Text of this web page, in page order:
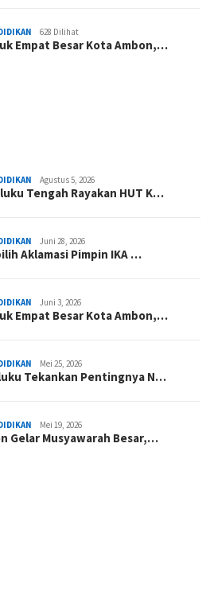
628 Dilihat
Empat Besar Kota Ambon,…
Agustus 5, 2026
Tengah Rayakan HUT K…
Juni 28, 2026
Aklamasi Pimpin IKA …
Juni 3, 2026
Empat Besar Kota Ambon,…
Mei 25, 2026
Tekankan Pentingnya N…
Mei 19, 2026
Gelar Musyawarah Besar,…